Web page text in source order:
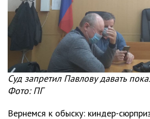
Суд запретил Павлову давать
Фото: ПГ
Вернемся к обыску: киндер-